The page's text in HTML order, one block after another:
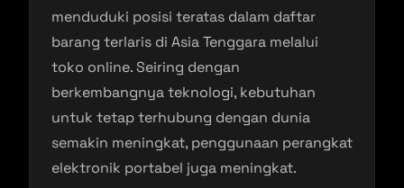
menduduki posisi teratas dalam daftar
barang terlaris di Asia Tenggara melalui
toko online. Seiring dengan
berkembangnya teknologi, kebutuhan
untuk tetap terhubung dengan dunia
semakin meningkat, penggunaan perangkat
elektronik portabel juga meningkat.